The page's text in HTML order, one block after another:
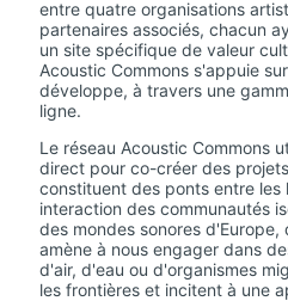
entre quatre organisations
partenaires associés, chacun
un site spécifique de valeur
Acoustic Commons s'appuie
développe, à travers une
ligne.
Le réseau Acoustic Commons
direct pour co-créer des
constituent des ponts entre les
interaction des communautés
des mondes sonores
amène à nous engager dans
d'air, d'eau ou d'organismes
les frontières et incitent à une